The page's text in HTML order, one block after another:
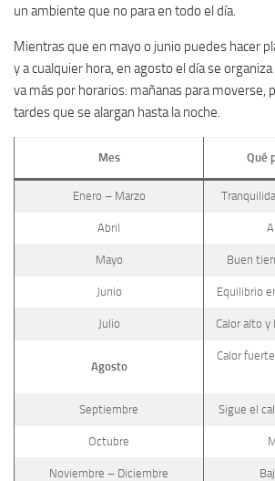
un ambiente que no para en todo el día.
Mientras que en mayo o junio puedes hacer
y a cualquier hora, en agosto el día se
va más por horarios: mañanas para moverse,
tardes que se alargan hasta la noche.
Mes Qué
Enero – Marzo
Abril
Mayo Buen
Junio Equilibrio
Julio Calor alto
Agosto
Calor
Septiembre Sigue el
Octubre
Noviembre – Diciembre